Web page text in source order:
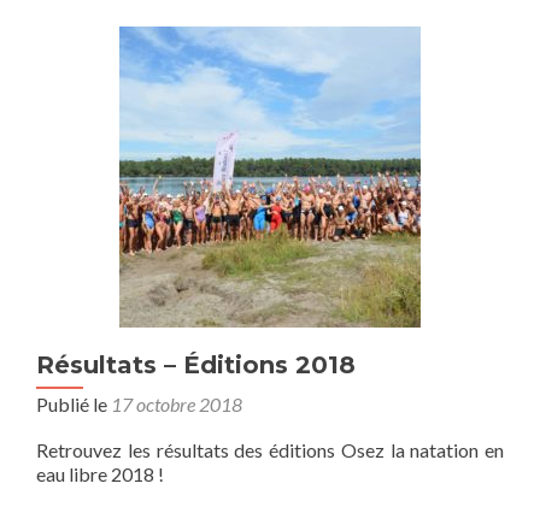
Résultats – Éditions 2018
Publié le 17 octobre 2018
Retrouvez les résultats des éditions Osez la natation en
eau libre 2018 !